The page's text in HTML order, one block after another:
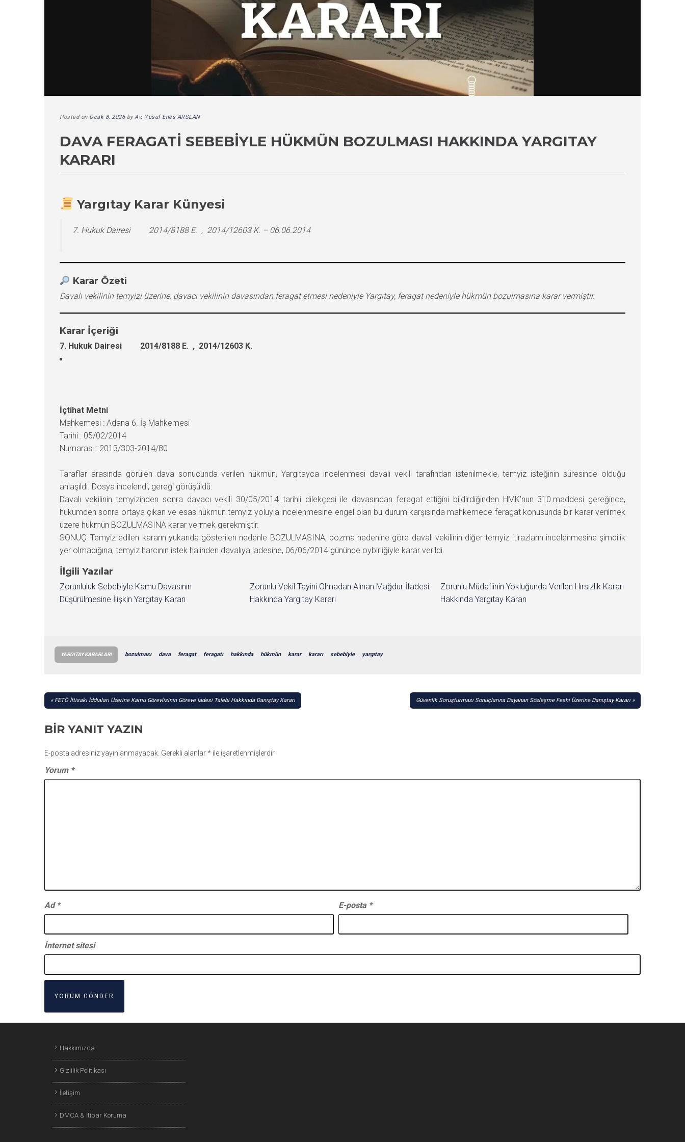
Posted on Ocak 8, 2026byAv. Yusuf Enes ARSLAN
DAVA FERAGATI SEBEBIYLE HÜKMÜN BOZULMASI HAKKINDA YARGITAY
KARARI
Yargıtay Karar Künyesi
7. Hukuk Dairesi 2014/8188 E. , 2014/12603 K. – 06.06.2014
Karar Özeti
Davalı vekilinin temyizi üzerine, davacı vekilinin davasından feragat etmesi nedeniyle Yargıtay, feragat nedeniyle hükmün bozulmasına karar vermiştir.
Karar İçeriği
7. Hukuk Dairesi 2014/8188 E. , 2014/12603 K.
İçtihat Metni
Mahkemesi : Adana 6. İş Mahkemesi
Tarihi : 05/02/2014
Numarası : 2013/303-2014/80
Taraflar arasında görülen dava sonucunda verilen hükmün, Yargıtayca incelenmesi davalı vekili tarafından istenilmekle, temyiz isteğinin süresinde olduğu
anlaşıldı. Dosya incelendi, gereği görüşüldü:
Davalı vekilinin temyizinden sonra davacı vekili 30/05/2014 tarihli dilekçesi ile davasından feragat ettiğini bildirdiğinden HMK’nun 310.maddesi gereğince,
hükümden sonra ortaya çıkan ve esas hükmün temyiz yoluyla incelenmesine engel olan bu durum karşısında mahkemece feragat konusunda bir karar verilmek
üzere hükmün BOZULMASINA karar vermek gerekmiştir.
SONUÇ: Temyiz edilen kararın yukarıda gösterilen nedenle BOZULMASINA, bozma nedenine göre davalı vekilinin diğer temyiz itirazların incelenmesine şimdilik
yer olmadığına, temyiz harcının istek halinden davalıya iadesine, 06/06/2014 gününde oybirliğiyle karar verildi.
İlgili Yazılar
Zorunluluk Sebebiyle Kamu Davasının
Düşürülmesine İlişkin Yargıtay Kararı
Zorunlu Vekil Tayini Olmadan Alınan Mağdur İfadesi
Hakkında Yargıtay Kararı
Zorunlu Müdafiinin Yokluğunda Verilen Hırsızlık Kararı
Hakkında Yargıtay Kararı
YARGITAY KARARLARI bozulması dava feragat feragatı hakkında hükmün karar kararı sebebiyle yargıtay
YAZI
FETÖ İltisakı İddiaları Üzerine Kamu Görevlisinin Göreve İadesi Talebi Hakkında Danıştay Kararı Güvenlik Soruşturması Sonuçlarına Dayanan Sözleşme Feshi Üzerine Danıştay Kararı
BIR YANIT YAZIN
E-posta adresiniz yayınlanmayacak. Gerekli alanlar* ile işaretlenmişlerdir
Yorum *
Ad * E-posta *
İnternet sitesi
Hakkımızda
Gizlilik Politikası
İletişim
DMCA & İtibar Koruma